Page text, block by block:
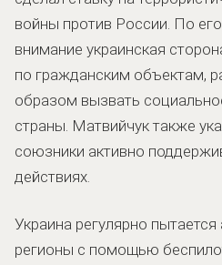
войны против России. По
внимание украинская
по гражданским объектам,
образом вызвать
страны. Матвийчук также
союзники активно
действиях.
Украина регулярно
регионы с помощью